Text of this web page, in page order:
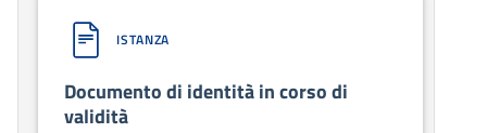
ISTANZA
Documento di identità in corso di
validità